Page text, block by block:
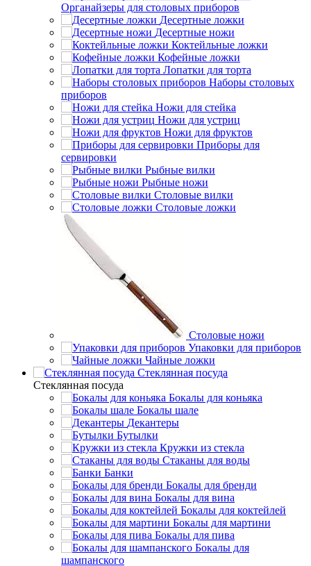
Органайзеры для столовых приборов
Десертные ложки
Десертные ножи
Коктейльные ложки
Кофейные ложки
Лопатки для торта
Наборы столовых
приборов
Ножи для стейка
Ножи для устриц
Ножи для фруктов
Приборы для
сервировки
Рыбные вилки
Рыбные ножи
Столовые вилки
Столовые ложки
Столовые ножи
Упаковки для приборов
Чайные ложки
Стеклянная посуда
Стеклянная посуда
Бокалы для коньяка
Бокалы шале
Декантеры
Бутылки
Кружки из стекла
Стаканы для воды
Банки
Бокалы для бренди
Бокалы для вина
Бокалы для коктейлей
Бокалы для мартини
Бокалы для пива
Бокалы для
шампанского